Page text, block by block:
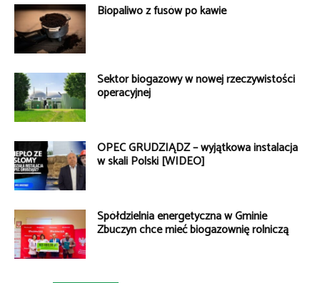
Biopaliwo z fusów po kawie
Sektor biogazowy w nowej rzeczywistości
operacyjnej
OPEC GRUDZIĄDZ – wyjątkowa instalacja
w skali Polski [WIDEO]
Spółdzielnia energetyczna w Gminie
Zbuczyn chce mieć biogazownię rolniczą